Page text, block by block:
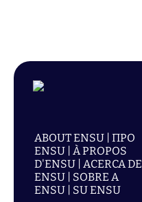
ABOUT ENSU | ПРО
ENSU | À PROPOS
D'ENSU | ACERCA DE
ENSU | SOBRE A
ENSU | SU ENSU